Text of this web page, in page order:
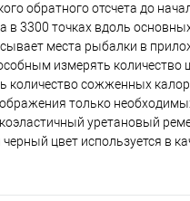
обратного отсчета до
в 3300 точках вдоль
места рыбалки в
измерять количество
количество сожженных
только
уретановый
цвет используется в